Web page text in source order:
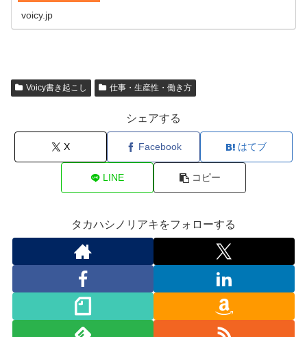
voicy.jp
Voicy書き起こし 仕事・生産性・働き方
シェアする
X Facebook はてブ
LINE コピー
タカハシノリアキをフォローする